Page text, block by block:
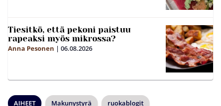
Tiesitkö, että pekoni paistuu
rapeaksi myös mikrossa?
Anna Pesonen | 06.08.2026
AIHEET Makunystyrä ruokablogit